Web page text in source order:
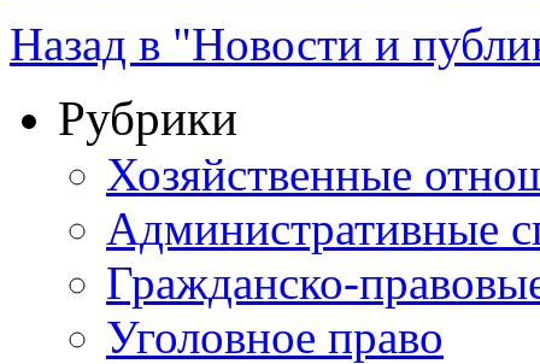
Назад в "Новости и
Рубрики
Хозяйственные
Административные
Гражданско-
Уголовное право